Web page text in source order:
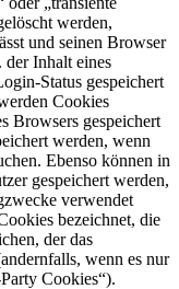
werden,
und seinen Browser
Inhalt eines
Status gespeichert
Cookies
Browsers gespeichert
werden, wenn
Ebenso können in
gespeichert werden,
verwendet
bezeichnet, die
der das
wenn es nur
Cookies“).